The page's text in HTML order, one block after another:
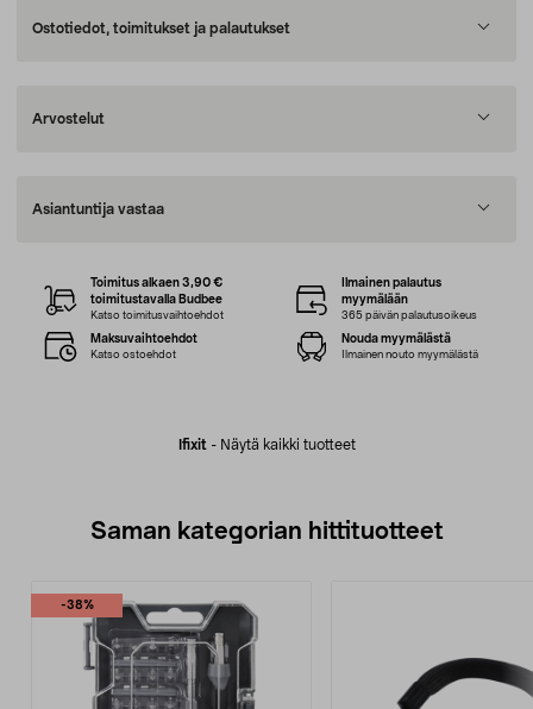
Ostotiedot, toimitukset ja palautukset
Arvostelut
Asiantuntija vastaa
Ifixit - Näytä kaikki tuotteet
Toimitus alkaen 3,90 €
toimitustavalla Budbee
Katso toimitusvaihtoehdot
Ilmainen palautus
myymälään
365 päivän palautusoikeus
Maksuvaihtoehdot
Katso ostoehdot
Nouda myymälästä
Ilmainen nouto myymälästä
Saman kategorian hittituotteet
-38%